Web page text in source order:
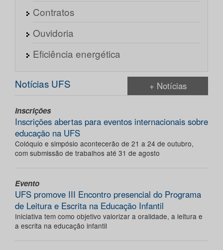
Contratos
Ouvidoria
Eficiência energética
Notícias UFS + Notícias
Inscrições
Inscrições abertas para eventos internacionais sobre
educação na UFS
Colóquio e simpósio acontecerão de 21 a 24 de outubro,
com submissão de trabalhos até 31 de agosto
Evento
UFS promove III Encontro presencial do Programa
de Leitura e Escrita na Educação Infantil
Iniciativa tem como objetivo valorizar a oralidade, a leitura e
a escrita na educação infantil